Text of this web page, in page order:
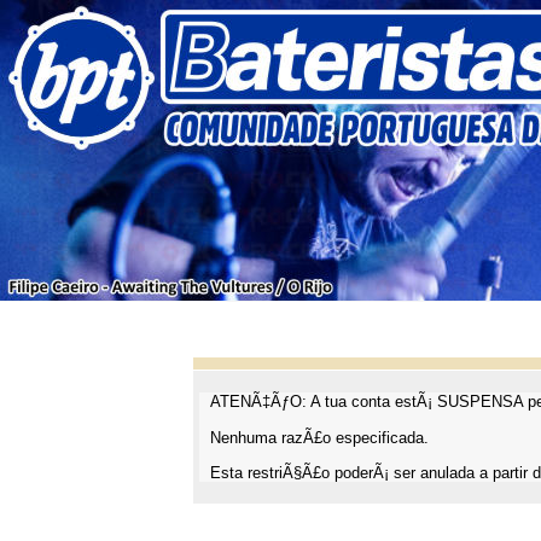
ATENÃ‡ÃƒO: A tua conta estÃ¡ SUSPENSA
Nenhuma razÃ£o especificada.
Esta restriÃ§Ã£o poderÃ¡ ser anulada a partir